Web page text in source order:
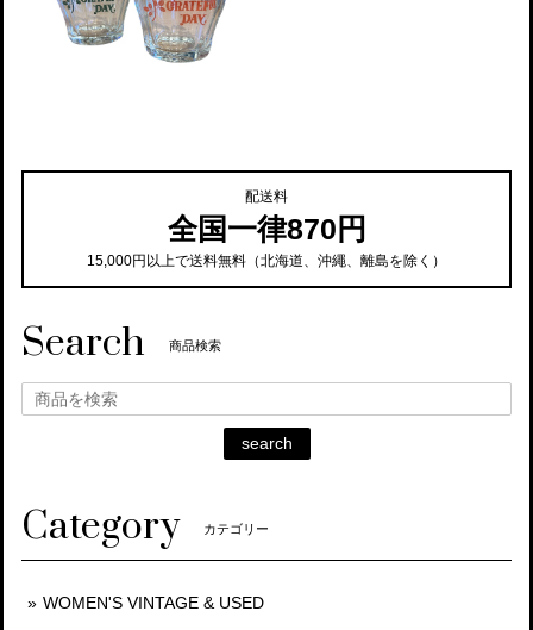
配送料
全国一律870円
15,000円以上で送料無料（北海道、沖繩、離島を除く）
Search 商品検索
search
Category カテゴリー
WOMEN'S VINTAGE & USED